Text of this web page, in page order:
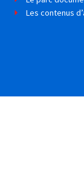
Les contenus